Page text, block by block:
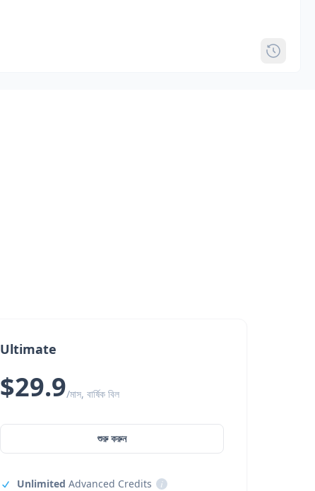
Ultimate
$29.9/মাস, বার্ষিক বিল
শুরু করুন
Unlimited Advanced Credits
i